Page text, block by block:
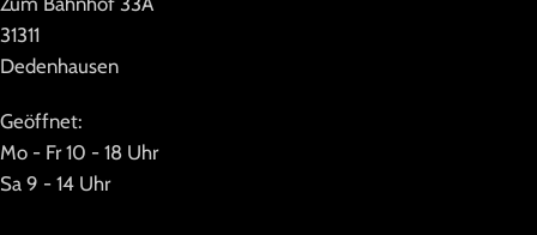
31311
Dedenhausen
Geöffnet:
Mo - Fr 10 - 18 Uhr
Sa 9 - 14 Uhr